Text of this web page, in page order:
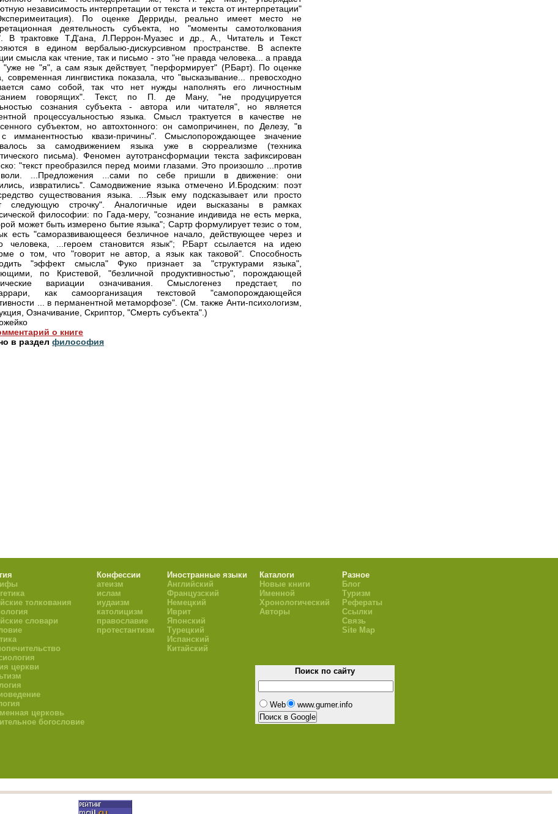
независимость интерпретации от текста и текста от интерпретации"
По оценке Дерриды, реально имеет место не
деятельность субъекта, но "моменты самотолкования
В трактовке Т.Д'ана, Л.Перрон-Муазес и др., А., Читатель и Текст
в едином вербалыю-дискурсивном пространстве. В аспекте
смысла как чтение, так и письмо - это "не правда человека... а правда
"уже не "я", а сам язык действует, "перформирует" (Р.Барт). По оценке
современная лингвистика показала, что "высказывание... превосходно
само собой, так что нет нужды наполнять его личностным
говорящих". Текст, по П. де Ману, "не продуцируется
сознания субъекта - автора или читателя", но является
процессуальностью языка. Смысл трактуется в качестве не
субъектом, но автохтонного: он самопричинен, по Делезу, "в
имманентностью квази-причины". Смыслопорождающее значение
за самодвижением языка уже в сюрреализме (техника
письма). Феномен аутотрансформации текста зафиксирован
"текст преобразился перед моими глазами. Это произошло ...против
...Предложения ...сами по себе пришли в движение: они
извратились". Самодвижение языка отмечено И.Бродским: поэт
существования языка. ...Язык ему подсказывает или просто
следующую строчку". Аналогичные идеи высказаны в рамках
философии: по Гада-меру, "сознание индивида не есть мерка,
может быть измерено бытие языка"; Сартр формулирует тезис о том,
есть "саморазвивающееся безличное начало, действующее через и
человека, ...героем становится язык"; Р.Барт ссылается на идею
о том, что "говорит не автор, а язык как таковой". Способность
"эффект смысла" Фуко признает за "структурами языка",
по Кристевой, "безличной продуктивностью", порождающей
вариации означивания. Смыслогенез предстает, по
как самоорганизация текстовой "самопорождающейся
... в перманентной метаморфозе". (См. также Анти-психологизм,
Означивание, Скриптор, "Смерть субъекта".)
о книге
в раздел философия
толкования
словари
церкви
церковь
богословие
Конфессии
атеизм
ислам
иудаизм
католицизм
православие
протестантизм
Иностранные языки
Английский
Французский
Немецкий
Иврит
Японский
Турецкий
Испанский
Китайский
Каталоги
Новые книги
Именной
Хронологический
Авторы
Разное
Блог
Туризм
Рефераты
Ссылки
Связь
Site Map
Поиск по сайту
Web www.gumer.info